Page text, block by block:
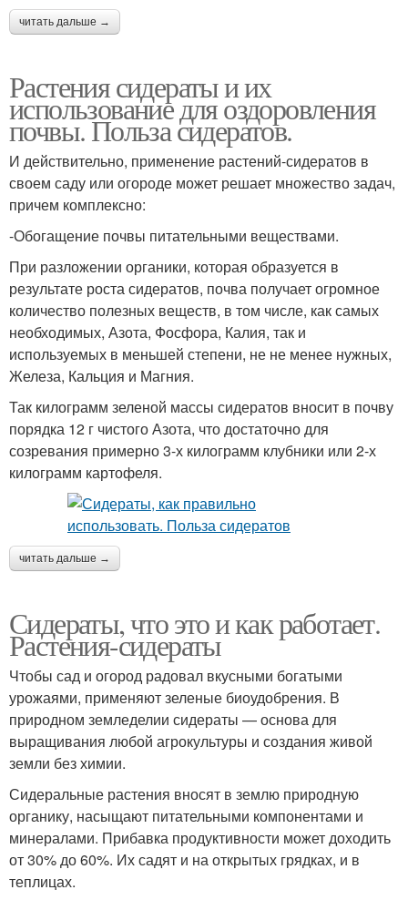
читать дальше →
Растения сидераты и их
использование для оздоровления
почвы. Польза сидератов.
И действительно, применение растений-сидератов в
своем саду или огороде может решает множество задач,
причем комплексно:
-Обогащение почвы питательными веществами.
При разложении органики, которая образуется в
результате роста сидератов, почва получает огромное
количество полезных веществ, в том числе, как самых
необходимых, Азота, Фосфора, Калия, так и
используемых в меньшей степени, не не менее нужных,
Железа, Кальция и Магния.
Так килограмм зеленой массы сидератов вносит в почву
порядка 12 г чистого Азота, что достаточно для
созревания примерно 3-х килограмм клубники или 2-х
килограмм картофеля.
читать дальше →
Сидераты, что это и как работает.
Растения-сидераты
Чтобы сад и огород радовал вкусными богатыми
урожаями, применяют зеленые биоудобрения. В
природном земледелии сидераты — основа для
выращивания любой агрокультуры и создания живой
земли без химии.
Сидеральные растения вносят в землю природную
органику, насыщают питательными компонентами и
минералами. Прибавка продуктивности может доходить
от 30% до 60%. Их садят и на открытых грядках, и в
теплицах.